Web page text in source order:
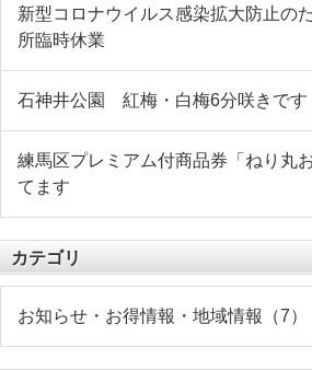
新型コロナウイルス感染拡大防止の
所臨時休業
石神井公園 紅梅・白梅6分咲きです
練馬区プレミアム付商品券「ねり丸
てます
カテゴリ
お知らせ・お得情報・地域情報（7）